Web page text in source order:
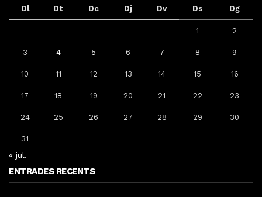
Dl Dt Dc Dj Dv Ds Dg
1 2
3 4 5 6 7 8 9
10 11 12 13 14 15 16
17 18 19 20 21 22 23
24 25 26 27 28 29 30
31
« jul.
ENTRADES RECENTS